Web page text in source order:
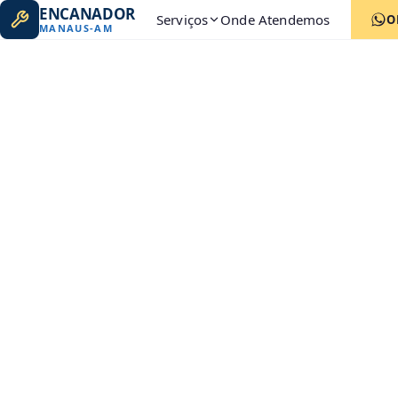
ENCANADOR
MANAUS-AM Serviços Onde Atendemos